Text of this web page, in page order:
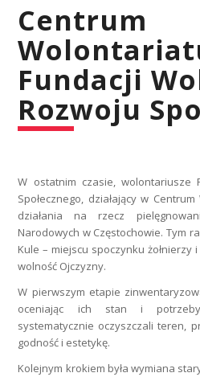
Centrum
Fundacji
Rozwoju
W ostatnim czasie, wolontariusze
Społecznego, działający w
działania na rzecz
Narodowych w Częstochowie. Tym
Kule – miejscu spoczynku żołnierzy
wolność Ojczyzny.
W pierwszym etapie
oceniając ich stan i potrzeby
systematycznie oczyszczali teren,
godność i estetykę.
Kolejnym krokiem była wymiana